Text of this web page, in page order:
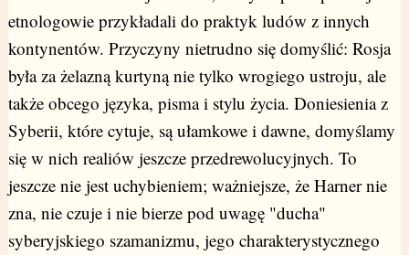
etnologowie przykładali do praktyk ludów z innych
kontynentów. Przyczyny nietrudno się domyślić: Rosja
była za żelazną kurtyną nie tylko wrogiego ustroju, ale
także obcego języka, pisma i stylu życia. Doniesienia z
Syberii, które cytuje, są ułamkowe i dawne, domyślamy
się w nich realiów jeszcze przedrewolucyjnych. To
jeszcze nie jest uchybieniem; ważniejsze, że Harner nie
zna, nie czuje i nie bierze pod uwagę "ducha"
syberyjskiego szamanizmu, jego charakterystycznego